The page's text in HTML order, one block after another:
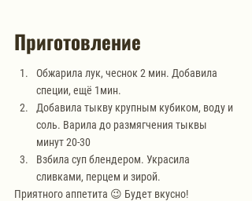
Приготовление
Обжарила лук, чеснок 2 мин. Добавила
специи, ещё 1мин.
Добавила тыкву крупным кубиком, воду и
соль. Варила до размягчения тыквы
минут 20-30
Взбила суп блендером. Украсила
сливками, перцем и зирой.
Приятного аппетита 😉 Будет вкусно!